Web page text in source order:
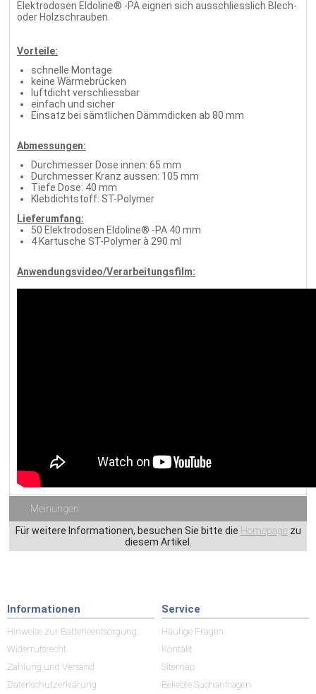
Elektrodosen Eldoline® -PA eignen sich ausschliesslich Blech-
oder Holzschrauben.
Vorteile:
schnelle Montage
keine Wärmebrücken
luftdicht verschliessbar
einfach und sicher
Einsatz bei sämtlichen Dämmdicken ab 80 mm
Abmessungen:
Durchmesser Dose innen: 65 mm
Durchmesser Kranz aussen: 105 mm
Tiefe Dose: 40 mm
Klebdichtstoff: ST-Polymer
Lieferumfang:
50 Elektrodosen Eldoline® -PA 40 mm
4 Kartusche ST-Polymer à 290 ml
Anwendungsvideo/Verarbeitungsfilm:
Meinungen
Für weitere Informationen, besuchen Sie bitte die Homepagezu
diesem Artikel.
Informationen
Hinweise zur Batterieentsorgung
Widerrufsrecht
Zahlung und Versand
Datenschutzerklärung
Service
Häufige Fragen
Kontakt
Sitemap
Beliebte Suchanfragen